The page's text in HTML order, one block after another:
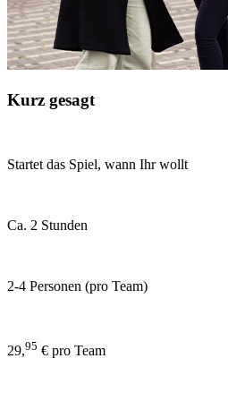
Kurz gesagt
Startet das Spiel, wann Ihr wollt
Ca. 2 Stunden
2-4 Personen (pro Team)
29,95 € pro Team